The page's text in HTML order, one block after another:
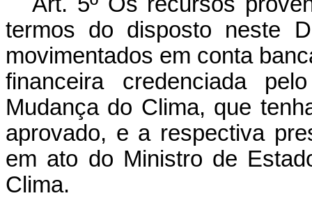
termos do disposto neste
movimentados em conta
financeira credenciada
Mudança do Clima, que
aprovado, e a respectiva
em ato do Ministro de
Clima.